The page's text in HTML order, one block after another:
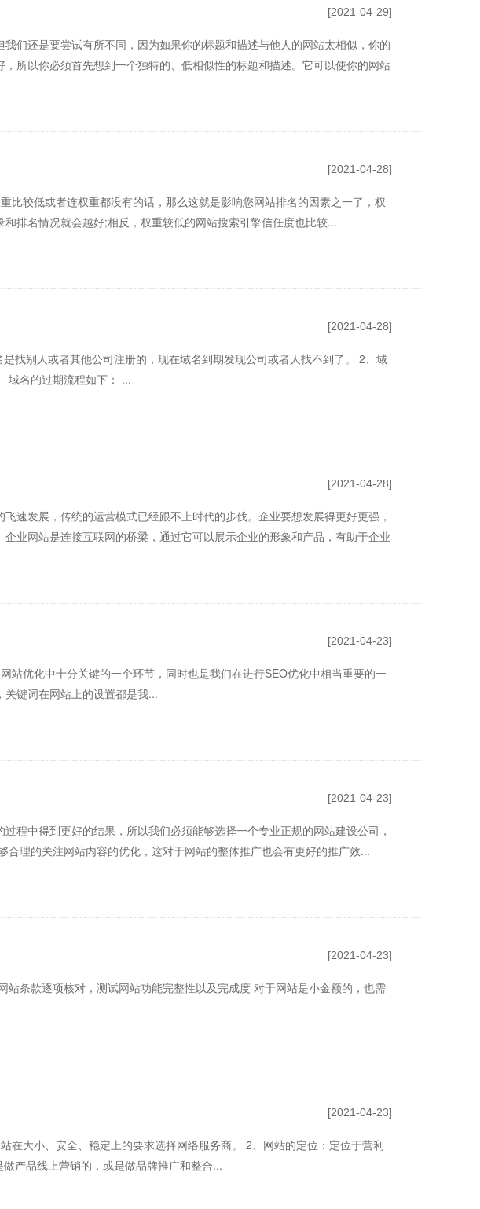
[2021-04-29]
们还是要尝试有所不同，因为如果你的标题和描述与他人的网站太相似，你的
所以你必须首先想到一个独特的、低相似性的标题和描述。它可以使你的网站
[2021-04-28]
比较低或者连权重都没有的话，那么这就是影响您网站排名的因素之一了，权
排名情况就会越好;相反，权重较低的网站搜索引擎信任度也比较...
[2021-04-28]
找别人或者其他公司注册的，现在域名到期发现公司或者人找不到了。 2、域
域名的过期流程如下： ...
[2021-04-28]
速发展，传统的运营模式已经跟不上时代的步伐。企业要想发展得更好更强，
业网站是连接互联网的桥梁，通过它可以展示企业的形象和产品，有助于企业
[2021-04-23]
站优化中十分关键的一个环节，同时也是我们在进行SEO优化中相当重要的一
键词在网站上的设置都是我...
[2021-04-23]
程中得到更好的结果，所以我们必须能够选择一个专业正规的网站建设公司，
理的关注网站内容的优化，这对于网站的整体推广也会有更好的推广效...
[2021-04-23]
条款逐项核对，测试网站功能完整性以及完成度 对于网站是小金额的，也需
[2021-04-23]
在大小、安全、稳定上的要求选择网络服务商。 2、网站的定位：定位于营利
产品线上营销的，或是做品牌推广和整合...